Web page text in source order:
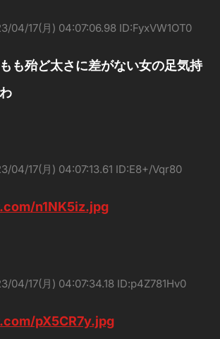
04/17(月) 04:07:06.98 ID:FyxVW1OT0
も殆ど太さに差がない女の足気持
04/17(月) 04:07:13.61 ID:E8+/Vqr80
n1NK5iz.jpg
04/17(月) 04:07:34.18 ID:p4Z781Hv0
pX5CR7y.jpg